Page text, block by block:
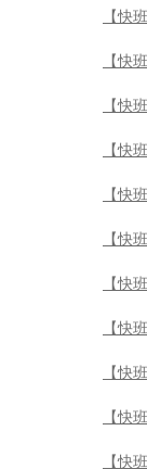
【快
【快
【快
【快
【快
【快
【快
【快
【快
【快